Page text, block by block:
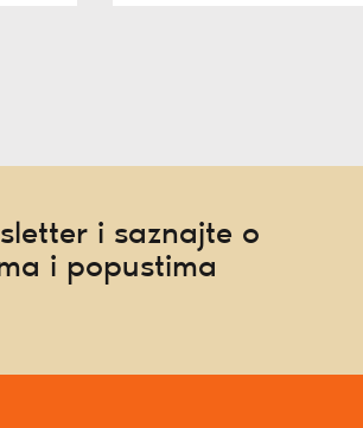
i saznajte o
i popustima